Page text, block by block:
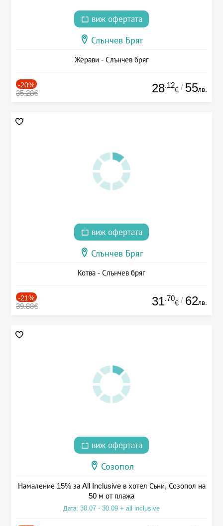
виж офертата
Слънчев Бряг
Жерави - Слънчев бряг
-20%
35.28€ 28.12
€ / 55лв.
виж офертата
Слънчев Бряг
Котва - Слънчев бряг
-21%
39.88€ 31.70
€ / 62лв.
виж офертата
Созопол
Намаление 15% за All Inclusive в хотел Съни, Созопол на
50 м от плажа
Дата: 30.07 - 30.09 + all inclusive